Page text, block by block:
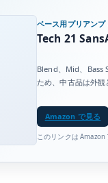
ベース用プリアン
Tech 21
Blend、Mid、Bass
ため、中古品は外観
Amazon で見る
このリンクは